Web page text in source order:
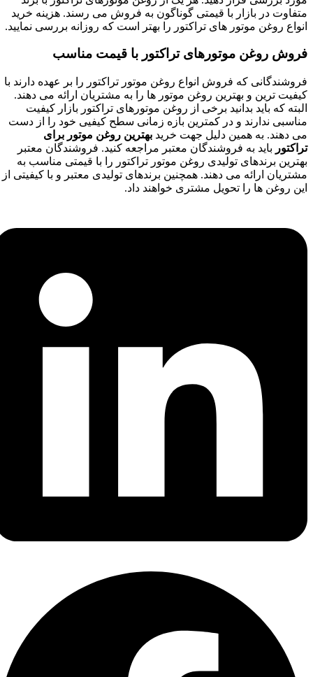
متفاوت در بازار با قیمتی گوناگون به فروش می رسند. هزینه خرید
انواع روغن موتور های تراکتور را بهتر است که روزانه بررسی نمایید.
فروش روغن موتورهای تراکتور با قیمت مناسب
فروشندگانی که فروش انواع روغن موتور تراکتور را بر عهده دارند با
کیفیت ترین و بهترین روغن موتور ها را به مشتریان ارائه می دهند.
البته که باید بدانید برخی از روغن موتورهای تراکتور بازار کیفیت
مناسبی ندارند و در کمترین بازه زمانی سطح کیفیی خود را از دست
می دهند. به همین دلیل جهت خریدبهترین روغن موتور برای
تراکتورباید به فروشندگان معتبر مراجعه کنید. فروشندگان معتبر
بهترین برندهای تولیدی روغن موتور تراکتور را با قیمتی مناسب به
مشتریان ارائه می دهند. همچنین برندهای تولیدی معتبر و با کیفیتی از
این روغن ها را تحویل مشتری خواهند داد.